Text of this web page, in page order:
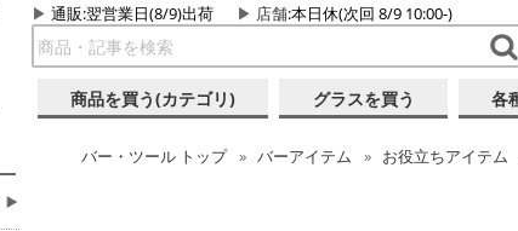
通販:翌営業日(8/9)出荷 店舗:本日休(次回 8/9 10:00-)
商品を買う(カテゴリ) グラスを買う 各
バー・ツール トップ バーアイテム お役立ちアイテム